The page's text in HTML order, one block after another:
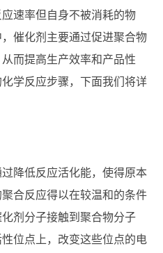
速率但自身不被消耗的物
催化剂主要通过促进聚合物
而提高生产效率和产品性
学反应步骤，下面我们将详
降低反应活化能，使得原本
合反应得以在较温和的条件
剂分子接触到聚合物分子
位点上，改变这些位点的电